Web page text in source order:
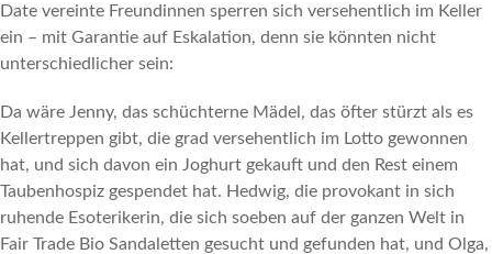
Date vereinte Freundinnen sperren sich versehentlich im Keller
ein – mit Garantie auf Eskalation, denn sie könnten nicht
unterschiedlicher sein:
Da wäre Jenny, das schüchterne Mädel, das öfter stürzt als es
Kellertreppen gibt, die grad versehentlich im Lotto gewonnen
hat, und sich davon ein Joghurt gekauft und den Rest einem
Taubenhospiz gespendet hat. Hedwig, die provokant in sich
ruhende Esoterikerin, die sich soeben auf der ganzen Welt in
Fair Trade Bio Sandaletten gesucht und gefunden hat, und Olga,